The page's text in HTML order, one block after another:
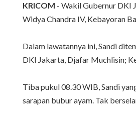
KRICOM - Wakil Gubernur DKI
Widya Chandra IV, Kebayoran
Dalam lawatannya ini, Sandi
DKI Jakarta, Djafar Muchlisin;
Tiba pukul 08.30 WIB, Sandi
sarapan bubur ayam. Tak